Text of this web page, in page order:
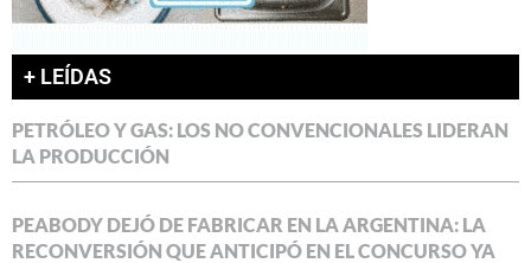
+ LEÍDAS
PETRÓLEO Y GAS: LOS NO CONVENCIONALES LIDERAN
LA PRODUCCIÓN
PEABODY DEJÓ DE FABRICAR EN LA ARGENTINA: LA
RECONVERSIÓN QUE ANTICIPÓ EN EL CONCURSO YA